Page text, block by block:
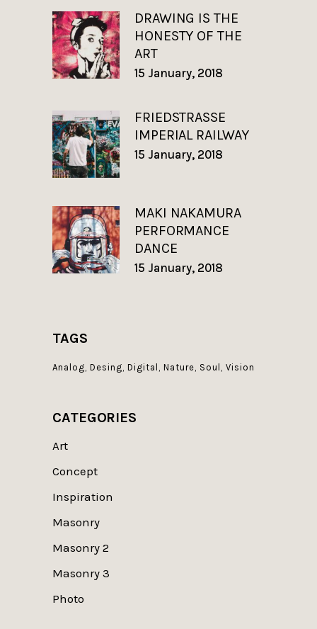
DRAWING IS THE
HONESTY OF THE
ART
15 January, 2018
FRIEDSTRASSE
IMPERIAL RAILWAY
15 January, 2018
MAKI NAKAMURA
PERFORMANCE
DANCE
15 January, 2018
TAGS
Analog Desing Digital Nature Soul Vision
CATEGORIES
Art
Concept
Inspiration
Masonry
Masonry 2
Masonry 3
Photo